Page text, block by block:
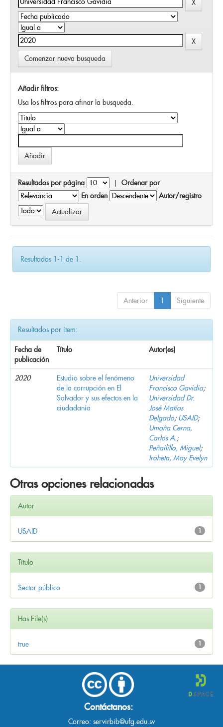
Comenzar nueva busqueda
Añadir filtros:
Usa los filtros para afinar la busqueda.
Resultados por página | Ordenar por
En orden
Autor/registro
Resultados 1-1 de 1.
Anterior 1 Siguiente
Resultados por ítem:
Fecha de
publicación
Título Autor(es)
2020
Estudio sobre el fenómeno
de la corrupción en El
Salvador y sus efectos en la
ciudadanía
Universidad
Francisco Gavidia;
Universidad Dr.
José Matías
Delgado; USAID;
Umaña Cerna,
Carlos A.;
Peñailillo, Miguel;
Iraheta, May Evelyn
Otras opciones relacionadas
Autor
1
USAID
Título
1
Sector público
Has File(s)
1
true
Contáctanos:
Correo: servirbib@ufg.edu.sv